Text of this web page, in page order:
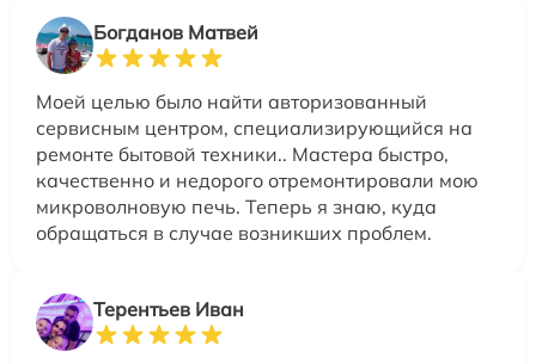
Богданов Матвей
Моей целью было найти авторизованный
сервисным центром, специализирующийся на
ремонте бытовой техники.. Мастера быстро,
качественно и недорого отремонтировали мою
микроволновую печь. Теперь я знаю, куда
обращаться в случае возникших проблем.
Терентьев Иван